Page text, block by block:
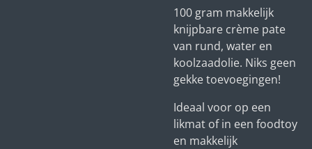
100 gram makkelijk
knijpbare crème pate
van rund, water en
koolzaadolie. Niks geen
gekke toevoegingen!
Ideaal voor op een
likmat of in een foodtoy
en makkelijk